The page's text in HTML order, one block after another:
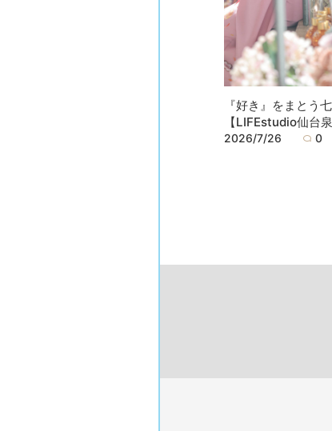
『好き』をまとう
【LIFEstudio仙台泉
2026/7/26 0